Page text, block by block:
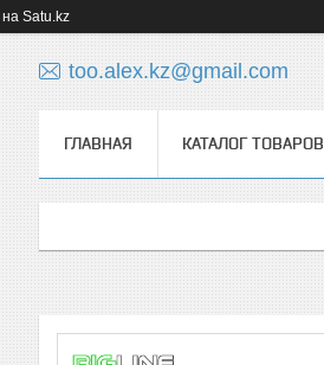
на Satu.kz
too.alex.kz@gmail.com
ГЛАВНАЯ КАТАЛОГ ТОВАРОВ